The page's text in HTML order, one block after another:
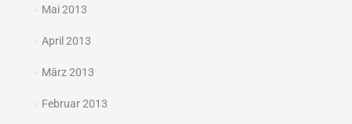
Mai 2013
April 2013
März 2013
Februar 2013